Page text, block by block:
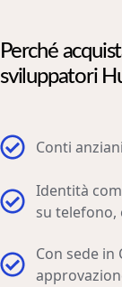
Perché
sviluppatori
Conti
Identità
su telefono,
Con sede in